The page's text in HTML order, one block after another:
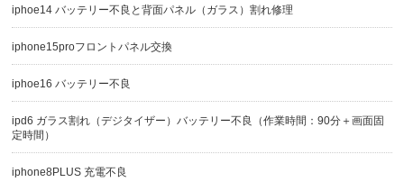
iphoe14 バッテリー不良と背面パネル（ガラス）割れ修理
iphone15proフロントパネル交換
iphoe16 バッテリー不良
ipd6 ガラス割れ（デジタイザー）バッテリー不良（作業時間：90分＋画面固
定時間）
iphone8PLUS 充電不良